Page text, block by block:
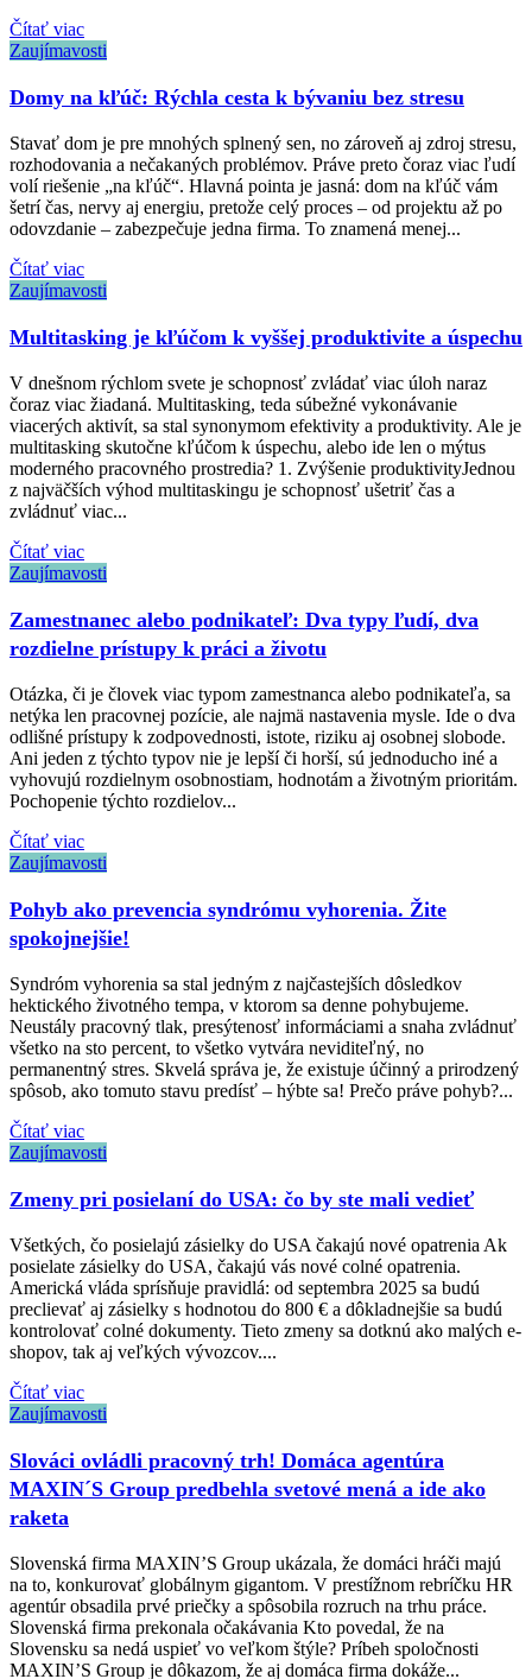
Čítať viac
Zaujímavosti
Domy na kľúč: Rýchla cesta k bývaniu bez stresu
Stavať dom je pre mnohých splnený sen, no zároveň aj zdroj stresu,
rozhodovania a nečakaných problémov. Práve preto čoraz viac ľudí
volí riešenie „na kľúč“. Hlavná pointa je jasná: dom na kľúč vám
šetrí čas, nervy aj energiu, pretože celý proces – od projektu až po
odovzdanie – zabezpečuje jedna firma. To znamená menej...
Čítať viac
Zaujímavosti
Multitasking je kľúčom k vyššej produktivite a úspechu
V dnešnom rýchlom svete je schopnosť zvládať viac úloh naraz
čoraz viac žiadaná. Multitasking, teda súbežné vykonávanie
viacerých aktivít, sa stal synonymom efektivity a produktivity. Ale je
multitasking skutočne kľúčom k úspechu, alebo ide len o mýtus
moderného pracovného prostredia? 1. Zvýšenie produktivityJednou
z najväčších výhod multitaskingu je schopnosť ušetriť čas a
zvládnuť viac...
Čítať viac
Zaujímavosti
Zamestnanec alebo podnikateľ: Dva typy ľudí, dva
rozdielne prístupy k práci a životu
Otázka, či je človek viac typom zamestnanca alebo podnikateľa, sa
netýka len pracovnej pozície, ale najmä nastavenia mysle. Ide o dva
odlišné prístupy k zodpovednosti, istote, riziku aj osobnej slobode.
Ani jeden z týchto typov nie je lepší či horší, sú jednoducho iné a
vyhovujú rozdielnym osobnostiam, hodnotám a životným prioritám.
Pochopenie týchto rozdielov...
Čítať viac
Zaujímavosti
Pohyb ako prevencia syndrómu vyhorenia. Žite
spokojnejšie!
Syndróm vyhorenia sa stal jedným z najčastejších dôsledkov
hektického životného tempa, v ktorom sa denne pohybujeme.
Neustály pracovný tlak, presýtenosť informáciami a snaha zvládnuť
všetko na sto percent, to všetko vytvára neviditeľný, no
permanentný stres. Skvelá správa je, že existuje účinný a prirodzený
spôsob, ako tomuto stavu predísť – hýbte sa! Prečo práve pohyb?...
Čítať viac
Zaujímavosti
Zmeny pri posielaní do USA: čo by ste mali vedieť
Všetkých, čo posielajú zásielky do USA čakajú nové opatrenia Ak
posielate zásielky do USA, čakajú vás nové colné opatrenia.
Americká vláda sprísňuje pravidlá: od septembra 2025 sa budú
preclievať aj zásielky s hodnotou do 800 € a dôkladnejšie sa budú
kontrolovať colné dokumenty. Tieto zmeny sa dotknú ako malých e-
shopov, tak aj veľkých vývozcov....
Čítať viac
Zaujímavosti
Slováci ovládli pracovný trh! Domáca agentúra
MAXIN´S Group predbehla svetové mená a ide ako
raketa
Slovenská firma MAXIN’S Group ukázala, že domáci hráči majú
na to, konkurovať globálnym gigantom. V prestížnom rebríčku HR
agentúr obsadila prvé priečky a spôsobila rozruch na trhu práce.
Slovenská firma prekonala očakávania Kto povedal, že na
Slovensku sa nedá uspieť vo veľkom štýle? Príbeh spoločnosti
MAXIN’S Group je dôkazom, že aj domáca firma dokáže...